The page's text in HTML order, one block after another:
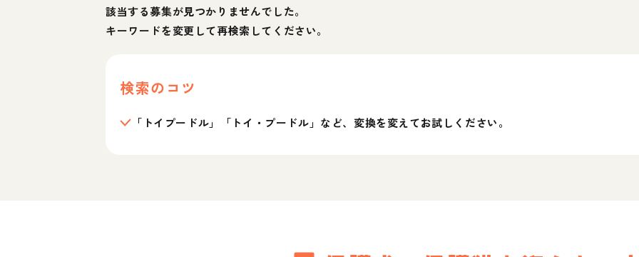
該当する募集が見つかりませんでした。
キーワードを変更して再検索してください。
検索のコツ
「トイプードル」「トイ・プードル」など、変換を変えてお試しください。